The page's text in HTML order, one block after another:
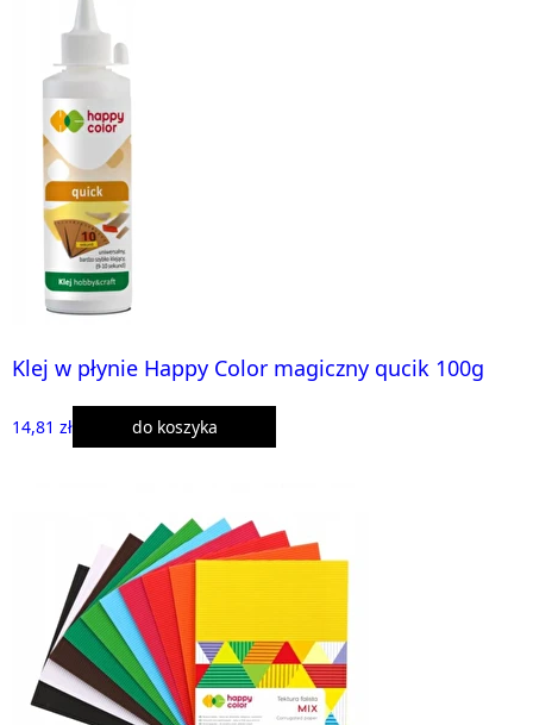
Klej w płynie Happy Color magiczny qucik 100g
14,81 zł do koszyka